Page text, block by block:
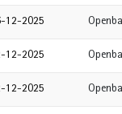
12-2025
12-2025
12-2025